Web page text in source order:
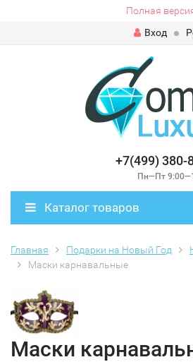
Полная
Вход
+7(499) 380-
Пн—Пт
Каталог товаров
Главная Подарки на Новый Год
Маски карнавальные
Маски